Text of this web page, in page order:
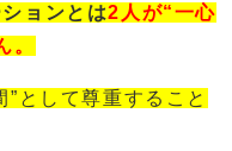
ョンとは2人が“一心
。
として尊重すること